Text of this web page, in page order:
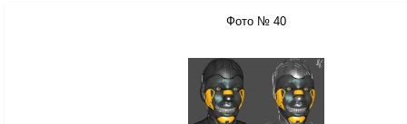
Фото № 40